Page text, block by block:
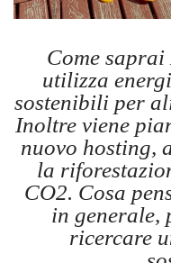
Come
utilizza
sostenibili per
Inoltre viene
nuovo hosting,
la
CO2. Cosa
in generale,
ricercare